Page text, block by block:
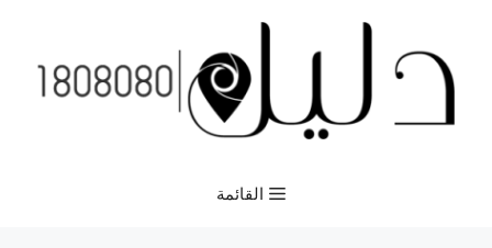
المحتوى
القائمة